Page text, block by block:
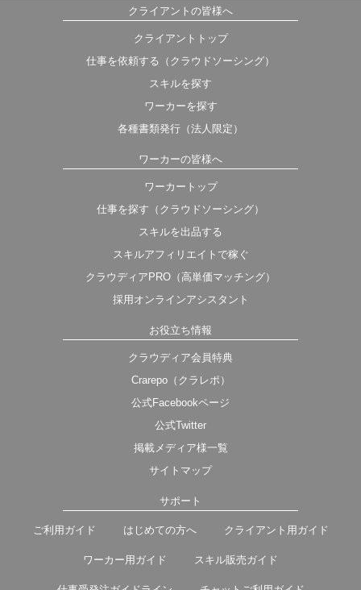
クライアントの皆様へ
クライアントトップ
仕事を依頼する（クラウドソーシング）
スキルを探す
ワーカーを探す
各種書類発行（法人限定）
ワーカーの皆様へ
ワーカートップ
仕事を探す（クラウドソーシング）
スキルを出品する
スキルアフィリエイトで稼ぐ
クラウディアPRO（高単価マッチング）
採用オンラインアシスタント
お役立ち情報
クラウディア会員特典
Crarepo（クラレポ）
公式Facebookページ
公式Twitter
掲載メディア様一覧
サイトマップ
サポート
ご利用ガイド はじめての方へ クライアント用ガイド
ワーカー用ガイド スキル販売ガイド